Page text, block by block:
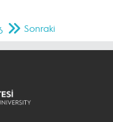
Sonraki